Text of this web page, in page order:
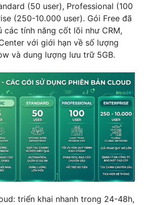
(50 user), Professional (100
(250-10.000 user). Gói Free đã
các tính năng cốt lõi như CRM,
với giới hạn về số lượng
và dung lượng lưu trữ 5GB.
triển khai nhanh trong 24-48h,